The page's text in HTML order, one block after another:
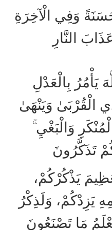
حَسَنَةً وَفِي الْآخِرَةِ
النَّارِ
يَأْمُرُ بِالْعَدْلِ
الْقُرْبَىٰ وَيَنْهَىٰ
وَالْبَغْيِ
تَذَكَّرُونَ
يَذْكُرْكُمْ،
يَزِدْكُمْ، وَلَذِكْرُ
مَا تَصْنَعُونَ